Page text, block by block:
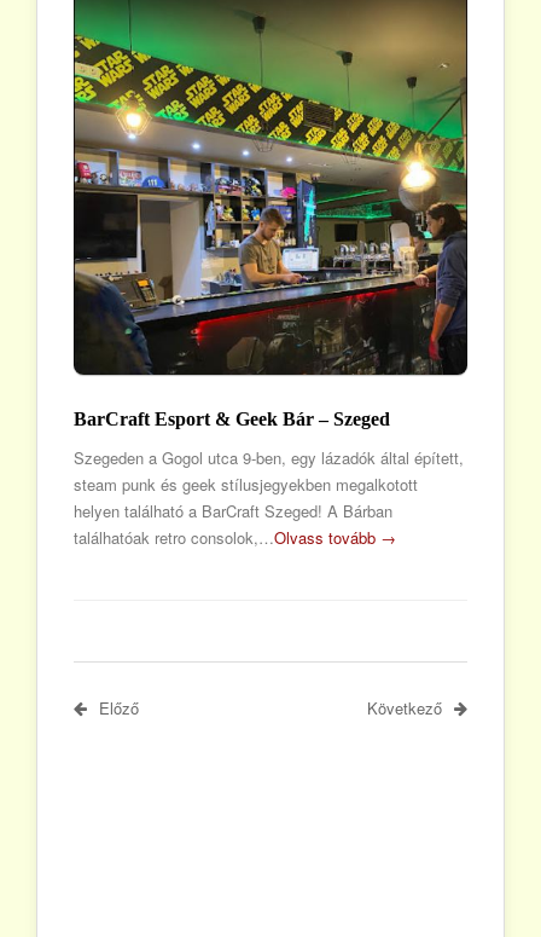
BarCraft Esport & Geek Bár – Szeged
Szegeden a Gogol utca 9-ben, egy lázadók által épített,
steam punk és geek stílusjegyekben megalkotott
helyen található a BarCraft Szeged! A Bárban
találhatóak retro consolok,…Olvass tovább →
Előző Következő